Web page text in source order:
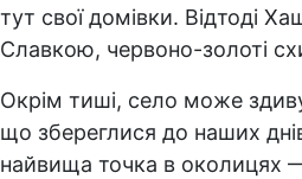
тут свої домівки. Відтоді
Славкою, червоно-золоті
Окрім тиші, село може
що збереглися до наших
найвища точка в околицях